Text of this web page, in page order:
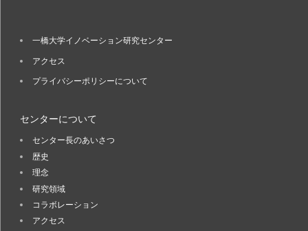
一橋大学イノベーション研究センター
アクセス
プライバシーポリシーについて
センターについて
センター長のあいさつ
歴史
理念
研究領域
コラボレーション
アクセス